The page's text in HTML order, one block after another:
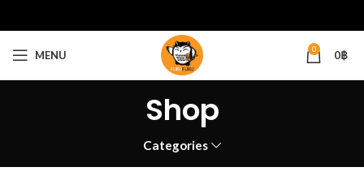
MENU 0 0฿
Shop
Categories